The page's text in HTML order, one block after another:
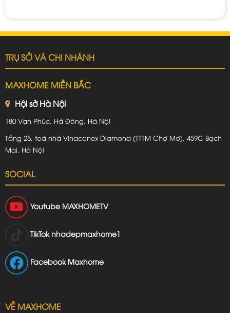
TRỤ SỞ VÀ CHI NHÁNH
MAXHOME MIỀN BẮC
Hội sở Hà Nội
180 Vạn Phúc, Hà Đông, Hà Nội
Tầng 25, toà nhà Vinaconex Diamond (TTTM Chợ Mơ), 459C Bạch
Mai, Hà Nội
SOCIAL
Youtube MAXHOMETV
TikTok nhadepmaxhome1
Facebook Maxhome
VỀ MAXHOME